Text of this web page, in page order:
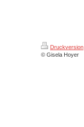
Druckversion
© Gisela Hoyer